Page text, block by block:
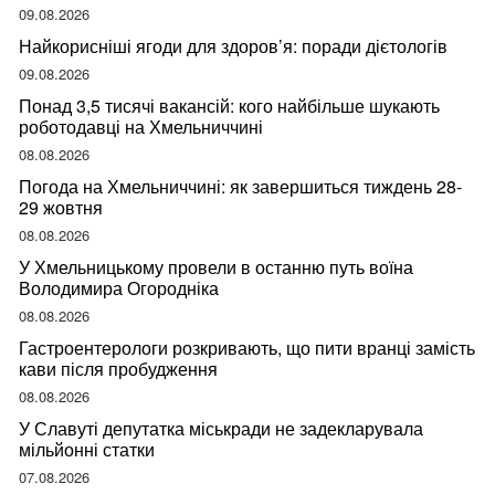
09.08.2026
Найкорисніші ягоди для здоров’я: поради дієтологів
09.08.2026
Понад 3,5 тисячі вакансій: кого найбільше шукають
роботодавці на Хмельниччині
08.08.2026
Погода на Хмельниччині: як завершиться тиждень 28-
29 жовтня
08.08.2026
У Хмельницькому провели в останню путь воїна
Володимира Огородніка
08.08.2026
Гастроентерологи розкривають, що пити вранці замість
кави після пробудження
08.08.2026
У Славуті депутатка міськради не задекларувала
мільйонні статки
07.08.2026